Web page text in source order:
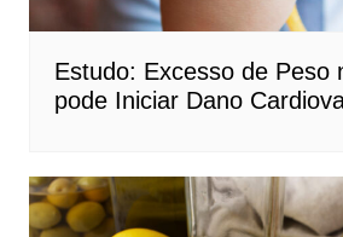
Estudo: Excesso de Peso
pode Iniciar Dano